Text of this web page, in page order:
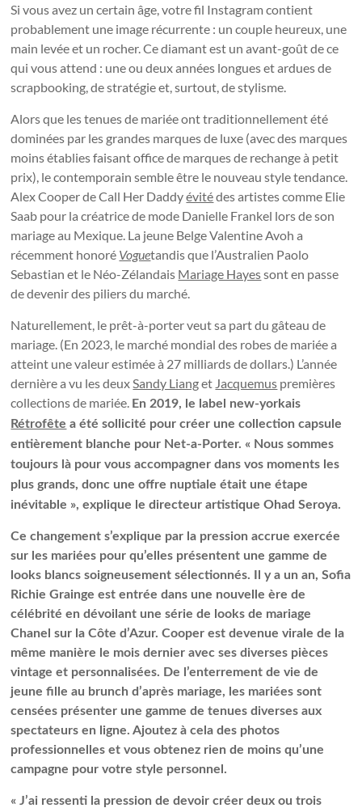
Si vous avez un certain âge, votre fil Instagram contient
probablement une image récurrente : un couple heureux, une
main levée et un rocher. Ce diamant est un avant-goût de ce
qui vous attend : une ou deux années longues et ardues de
scrapbooking, de stratégie et, surtout, de stylisme.
Alors que les tenues de mariée ont traditionnellement été
dominées par les grandes marques de luxe (avec des marques
moins établies faisant office de marques de rechange à petit
prix), le contemporain semble être le nouveau style tendance.
Alex Cooper de Call Her Daddyévitédes artistes comme Elie
Saab pour la créatrice de mode Danielle Frankel lors de son
mariage au Mexique. La jeune Belge Valentine Avoh a
récemment honoré Voguetandis que l’Australien Paolo
Sebastian et le Néo-Zélandais Mariage Hayessont en passe
de devenir des piliers du marché.
Naturellement, le prêt-à-porter veut sa part du gâteau de
mariage. (En 2023, le marché mondial des robes de mariée a
atteint une valeur estimée à 27 milliards de dollars.) L’année
dernière a vu les deux Sandy Lianget Jacquemus premières
collections de mariée. En 2019, le label new-yorkais
Rétrofête a été sollicité pour créer une collection capsule
entièrement blanche pour Net-a-Porter. « Nous sommes
toujours là pour vous accompagner dans vos moments les
plus grands, donc une offre nuptiale était une étape
inévitable », explique le directeur artistique Ohad Seroya.
Ce changement s’explique par la pression accrue exercée
sur les mariées pour qu’elles présentent une gamme de
looks blancs soigneusement sélectionnés. Il y a un an, Sofia
Richie Grainge est entrée dans une nouvelle ère de
célébrité en dévoilant une série de looks de mariage
Chanel sur la Côte d’Azur. Cooper est devenue virale de la
même manière le mois dernier avec ses diverses pièces
vintage et personnalisées. De l’enterrement de vie de
jeune fille au brunch d’après mariage, les mariées sont
censées présenter une gamme de tenues diverses aux
spectateurs en ligne. Ajoutez à cela des photos
professionnelles et vous obtenez rien de moins qu’une
campagne pour votre style personnel.
« J’ai ressenti la pression de devoir créer deux ou trois